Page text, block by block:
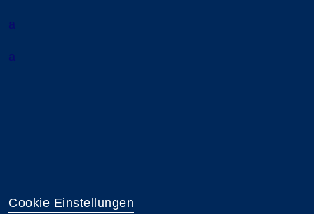
a
a
Cookie Einstellungen